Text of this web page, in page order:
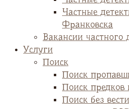
Частные
Франковска
Вакансии частного
Услуги
Поиск
Поиск
Поиск предков
Поиск без